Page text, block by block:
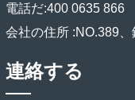
電話だ:400 0635 866
会社の住所 :NO.389、
連絡する